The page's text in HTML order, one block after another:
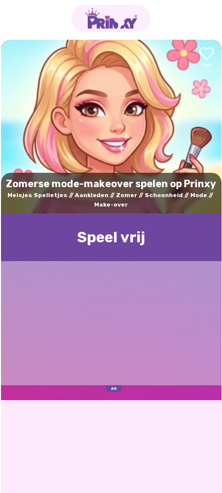
Zomerse mode-makeover spelen op Prinxy
Meisjes Spelletjes Aankleden Zomer Schoonheid
Mode
Make-over
Speel vrij